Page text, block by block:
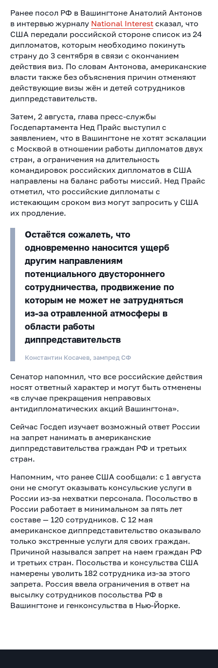
Ранее посол РФ в Вашингтоне Анатолий Антонов
в интервью журналу National Interestсказал, что
США передали российской стороне список из 24
дипломатов, которым необходимо покинуть
страну до 3 сентября в связи с окончанием
действия виз. По словам Антонова, американские
власти также без объяснения причин отменяют
действующие визы жён и детей сотрудников
диппредставительств.
Затем, 2 августа, глава пресс-службы
Госдепартамента Нед Прайс выступил с
заявлением, что в Вашингтоне не хотят эскалации
с Москвой в отношении работы дипломатов двух
стран, а ограничения на длительность
командировок российских дипломатов в США
направлены на баланс работы миссий. Нед Прайс
отметил, что российские дипломаты с
истекающим сроком виз могут запросить у США
их продление.
Остаётся сожалеть, что
одновременно наносится ущерб
другим направлениям
потенциального двустороннего
сотрудничества, продвижение по
которым не может не затрудняться
из-за отравленной атмосферы в
области работы
диппредставительств
Константин Косачев, зампред СФ
Сенатор напомнил, что все российские действия
носят ответный характер и могут быть отменены
«в случае прекращения неправовых
антидипломатических акций Вашингтона».
Сейчас Госдеп изучает возможный ответ России
на запрет нанимать в американские
диппредставительства граждан РФ и третьих
стран.
Напомним, что ранее США сообщали: с 1 августа
они не смогут оказывать консульские услуги в
России из-за нехватки персонала. Посольство в
России работает в минимальном за пять лет
составе — 120 сотрудников. С 12 мая
американское диппредставительство оказывало
только экстренные услуги для своих граждан.
Причиной назывался запрет на наем граждан РФ
и третьих стран. Посольства и консульства США
намерены уволить 182 сотрудника из-за этого
запрета. Россия ввела ограничения в ответ на
высылку сотрудников посольства РФ в
Вашингтоне и генконсульства в Нью-Йорке.